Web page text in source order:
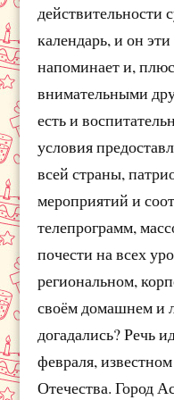
действительности
календарь, и он
напоминает и,
внимательными
есть и
условия
всей страны,
мероприятий и
телепрограмм,
почести на всех
региональном,
своём домашнем и
догадались? Речь
февраля,
Отечества. Город